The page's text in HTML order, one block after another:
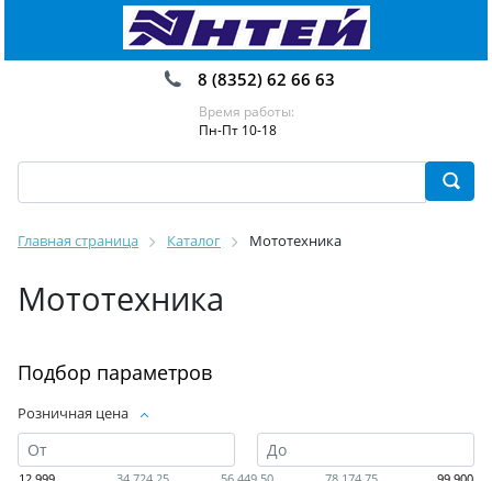
8 (8352) 62 66 63
Время работы:
Пн-Пт 10-18
Главная страница Каталог Мототехника
Мототехника
Подбор параметров
Розничная цена